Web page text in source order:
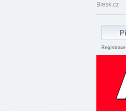
Blesk.cz
Registrace